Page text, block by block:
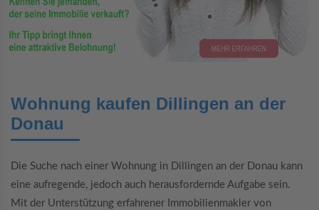
Wohnung kaufen Dillingen an der
Donau
Die Suche nach einer Wohnung in Dillingen an der Donau kann
eine aufregende, jedoch auch herausfordernde Aufgabe sein.
Mit der Unterstützung erfahrener Immobilienmakler von